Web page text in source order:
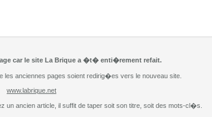
car le site La Brique a �t� enti�rement refait.
anciennes pages soient redirig�es vers le nouveau site.
www.labrique.net
un ancien article, il suffit de taper soit son titre, soit des mots-cl�s.